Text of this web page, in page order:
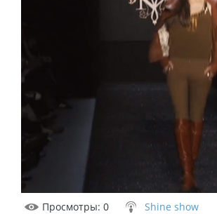
Просмотры: 0 Shine show